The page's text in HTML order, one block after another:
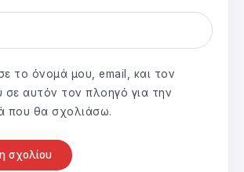
το όνομά μου, email, και τον
σε αυτόν τον πλοηγό για την
που θα σχολιάσω.